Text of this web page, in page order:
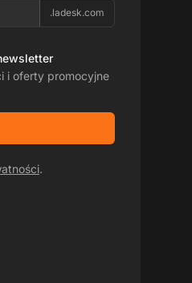
.ladesk.com
i oferty promocyjne
.